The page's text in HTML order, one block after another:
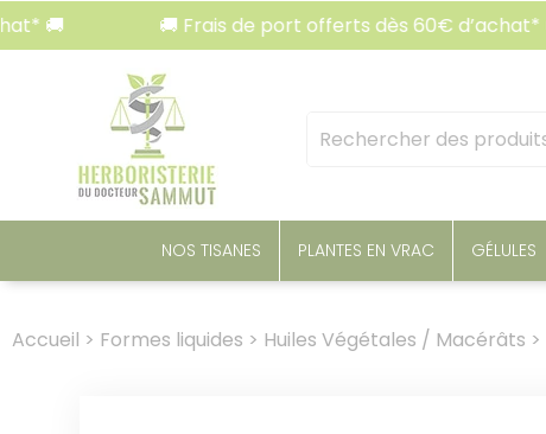
🚚 Frais de port offerts dès 60€ d’achat* 🚚
Mots
clés
NOS TISANES PLANTES EN VRAC GÉLULES
Accueil > Formes liquides > Huiles Végétales / Macérâts >
Panneau de gestion des cookies